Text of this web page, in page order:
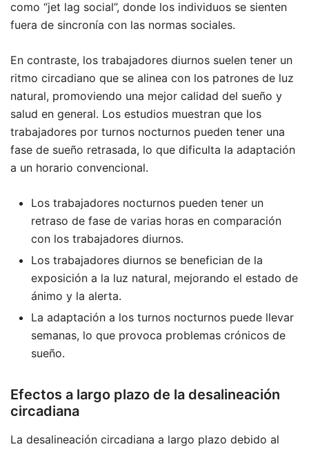
como “jet lag social”, donde los individuos se sienten
fuera de sincronía con las normas sociales.
En contraste, los trabajadores diurnos suelen tener un
ritmo circadiano que se alinea con los patrones de luz
natural, promoviendo una mejor calidad del sueño y
salud en general. Los estudios muestran que los
trabajadores por turnos nocturnos pueden tener una
fase de sueño retrasada, lo que dificulta la adaptación
a un horario convencional.
Los trabajadores nocturnos pueden tener un
retraso de fase de varias horas en comparación
con los trabajadores diurnos.
Los trabajadores diurnos se benefician de la
exposición a la luz natural, mejorando el estado de
ánimo y la alerta.
La adaptación a los turnos nocturnos puede llevar
semanas, lo que provoca problemas crónicos de
sueño.
Efectos a largo plazo de la desalineación
circadiana
La desalineación circadiana a largo plazo debido al